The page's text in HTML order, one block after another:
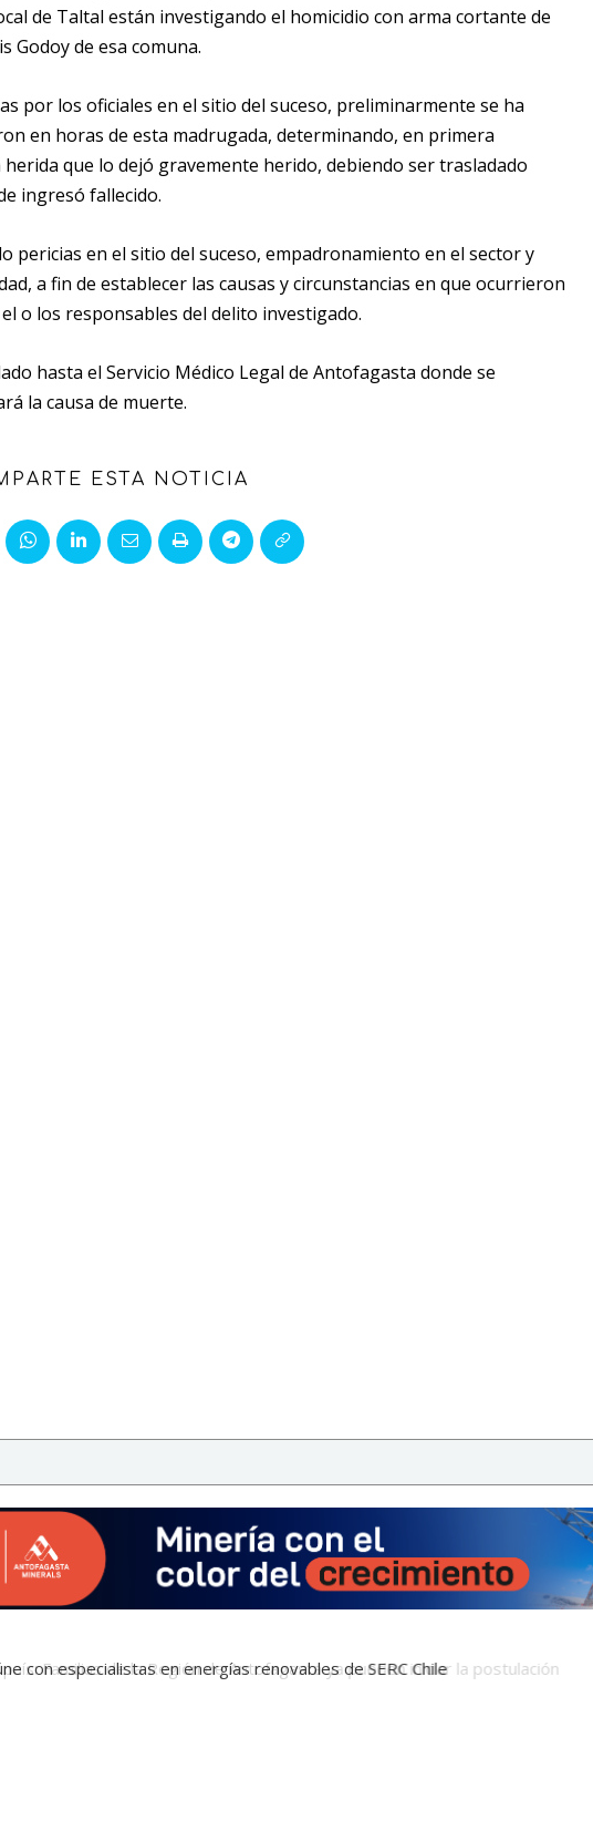
de Taltal están investigando el homicidio con arma cortante de
Godoy de esa comuna.
por los oficiales en el sitio del suceso, preliminarmente se ha
en horas de esta madrugada, determinando, en primera
que lo dejó gravemente herido, debiendo ser trasladado
ingresó fallecido.
pericias en el sitio del suceso, empadronamiento en el sector y
a fin de establecer las causas y circunstancias en que ocurrieron
o los responsables del delito investigado.
hasta el Servicio Médico Legal de Antofagasta donde se
la causa de muerte.
ESTA NOTICIA